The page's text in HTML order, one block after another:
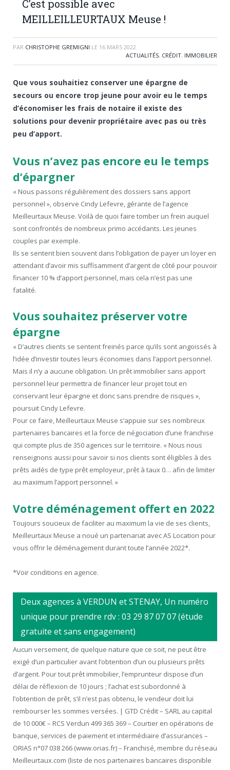
C’est possible avec
MEILLEILLEURTAUX Meuse !
PAR CHRISTOPHE GREMIGNI LE 16 MARS 2022
ACTUALITÉS, CRÉDIT, IMMOBILIER
Que vous souhaitiez conserver une épargne de
secours ou encore trop jeune pour avoir eu le temps
d’économiser les frais de notaire il existe des
solutions pour devenir propriétaire avec pas ou très
peu d’apport.
Vous n’avez pas encore eu le temps
d’épargner
« Nous passons régulièrement des dossiers sans apport
personnel », observe Cindy Lefevre, gérante de l’agence
Meilleurtaux Meuse. Voilà de quoi faire tomber un frein auquel
sont confrontés de nombreux primo accédants. Les jeunes
couples par exemple.
Ils se sentent bien souvent dans l’obligation de payer un loyer en
attendant d’avoir mis suffisamment d’argent de côté pour pouvoir
financer 10 % d’apport personnel, mais cela n’est pas une
fatalité.
Vous souhaitez préserver votre
épargne
« D’autres clients se sentent freinés parce qu’ils sont angoissés à
l’idée d’investir toutes leurs économies dans l’apport personnel.
Mais il n’y a aucune obligation. Un prêt immobilier sans apport
personnel leur permettra de financer leur projet tout en
conservant leur épargne et donc sans prendre de risques »,
poursuit Cindy Lefevre.
Pour ce faire, Meilleurtaux Meuse s’appuie sur ses nombreux
partenaires bancaires et la force de négociation d’une franchise
qui compte plus de 350 agences sur le territoire. « Nous nous
renseignons aussi pour savoir si nos clients sont éligibles à des
prêts aidés de type prêt employeur, prêt à taux 0… afin de limiter
au maximum l’apport personnel. »
Votre déménagement offert en 2022
Toujours soucieux de faciliter au maximum la vie de ses clients,
Meilleurtaux Meuse a noué un partenariat avec AS Location pour
vous offrir le déménagement durant toute l’année 2022*.
*Voir conditions en agence.
Deux agences à VERDUN et STENAY, Un numéro
unique pour prendre rdv : 03 29 87 07 07 (étude
gratuite et sans engagement)
Aucun versement, de quelque nature que ce soit, ne peut être
exigé d’un particulier avant l’obtention d’un ou plusieurs prêts
d’argent. Pour tout prêt immobilier, l’emprunteur dispose d’un
délai de réflexion de 10 jours ; l’achat est subordonné à
l’obtention de prêt, s’il n’est pas obtenu, le vendeur doit lui
rembourser les sommes versées. | GTD Crédit – SARL au capital
de 10 000€ – RCS Verdun 499 365 369 – Courtier en opérations de
banque, services de paiement et intermédiaire d’assurances –
ORIAS n°07 038 266 (www.orias.fr) – Franchisé, membre du réseau
Meilleurtaux.com (liste de nos partenaires bancaires disponible